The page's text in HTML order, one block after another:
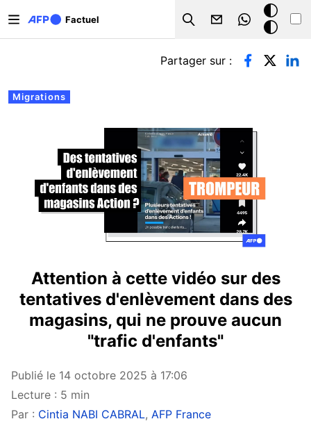
Factuel
Search
Mode
sombre
Onglets principaux
Migrations
Partager sur :
Attention à cette vidéo sur des
tentatives d'enlèvement dans des
magasins, qui ne prouve aucun
"trafic d'enfants"
Publié le 14 octobre 2025 à 17:06
Lecture : 5 min
Par : Cintia NABI CABRAL, AFP France